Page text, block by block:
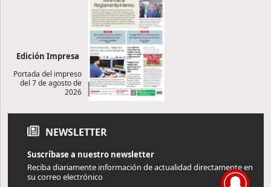
Edición Impresa
Portada del impreso
del 7 de agosto de
2026
NEWSLETTER
Suscríbase a nuestro newsletter
Reciba diariamente información de actualidad directamente en
su correo electrónico